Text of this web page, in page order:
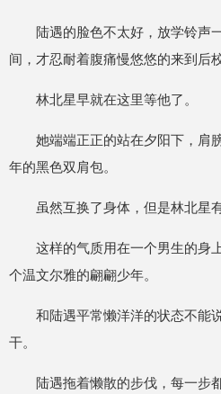
陆遇的脸色不太好，放学铃声
间，才忍耐着腹痛慢悠悠的来到后校
林北星早就在这里等他了。
她端端正正的站在夕阳下，肩
年的黑色双肩包。
虽然互换了身体，但是林北星
这样的气质用在一个男生的身
个温文尔雅的翩翩少年。
和陆遇平常懒洋洋的状态不能
干。
陆遇拖着懒散的步伐，每一步